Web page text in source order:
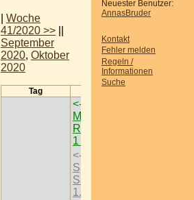
Neuester Benutzer:
AnnasBruder
Kontakt
Fehler melden
Regeln /
Informationen
Suche
Woche
41/2020 >>
September
2020, Oktober
2020
Tag
<-
Musical @
Ronacher > W <
1 Bez.
<-
Spittelberg -
Saisoneröffnung
1. Juli 2020